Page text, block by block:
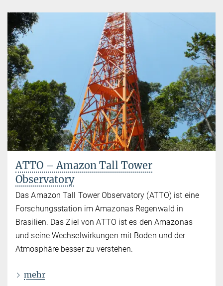
ATTO – Amazon Tall Tower
Observatory
Das Amazon Tall Tower Observatory (ATTO) ist eine
Forschungsstation im Amazonas Regenwald in
Brasilien. Das Ziel von ATTO ist es den Amazonas
und seine Wechselwirkungen mit Boden und der
Atmosphäre besser zu verstehen.
mehr